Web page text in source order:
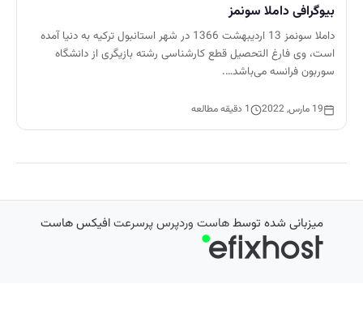
بیوگرافی داملا سونمز
داملا سونمز 13 اردیبهشت 1366 در شهر استانبول ترکیه به دنیا آمده
است، وی فارغ التحصیل قطع کارشناسی رشته بازیگری از دانشگاه
سوربون فرانسه می‌باشد….
19 مارس, 2022 1 دقیقه مطالعه
میزبانی شده توسطهاست وردپرس پرسرعتافیکس هاست